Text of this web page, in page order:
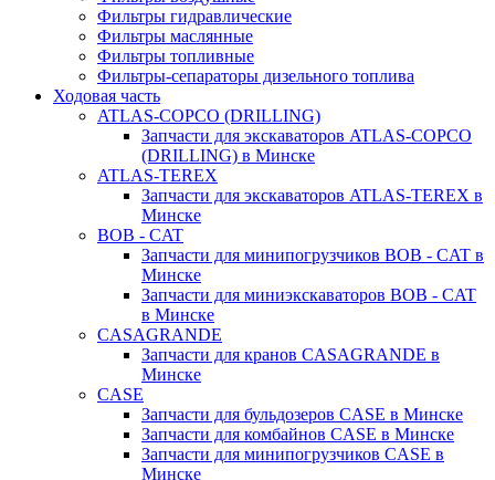
Фильтры гидравлические
Фильтры маслянные
Фильтры топливные
Фильтры-сепараторы дизельного топлива
Ходовая часть
ATLAS-COPCO (DRILLING)
Запчасти для экскаваторов ATLAS-COPCO
(DRILLING) в Минске
ATLAS-TEREX
Запчасти для экскаваторов ATLAS-TEREX в
Минске
BOB - CAT
Запчасти для минипогрузчиков BOB - CAT в
Минске
Запчасти для миниэкскаваторов BOB - CAT
в Минске
CASAGRANDE
Запчасти для кранов CASAGRANDE в
Минске
CASE
Запчасти для бульдозеров CASE в Минске
Запчасти для комбайнов CASE в Минске
Запчасти для минипогрузчиков CASE в
Минске